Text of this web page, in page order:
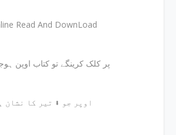
Read And DownLoad